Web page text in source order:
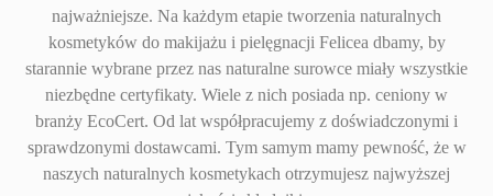
najważniejsze. Na każdym etapie tworzenia naturalnych
kosmetyków do makijażu i pielęgnacji Felicea dbamy, by
starannie wybrane przez nas naturalne surowce miały wszystkie
niezbędne certyfikaty. Wiele z nich posiada np. ceniony w
branży EcoCert. Od lat współpracujemy z doświadczonymi i
sprawdzonymi dostawcami. Tym samym mamy pewność, że w
naszych naturalnych kosmetykach otrzymujesz najwyższej